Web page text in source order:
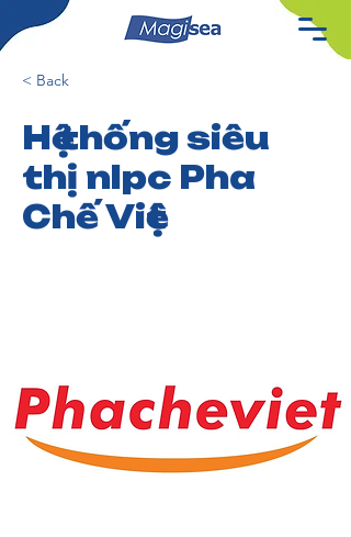
< Back
Hệ thống siêu
thị nlpc Pha
Chế Việt